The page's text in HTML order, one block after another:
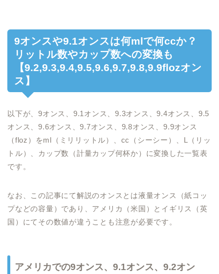
9オンスや9.1オンスは何mlで何ccか？
リットル数やカップ数への変換も
【9.2,9.3,9.4,9.5,9.6,9.7,9.8,9.9flozオン
ス】
以下が、9オンス、9.1オンス、9.3オンス、9.4オンス、9.5
オンス、9.6オンス、9.7オンス、9.8オンス、9.9オンス
（floz）をml（ミリリットル）、cc（シーシー）、L（リッ
トル）、カップ数（計量カップ何杯か）に変換した一覧表
です。
なお、この記事にて解説のオンスとは液量オンス（紙コッ
プなどの容量）であり、アメリカ（米国）とイギリス（英
国）にてその数値が違うことも注意が必要です。
アメリカでの9オンス、9.1オンス、9.2オン